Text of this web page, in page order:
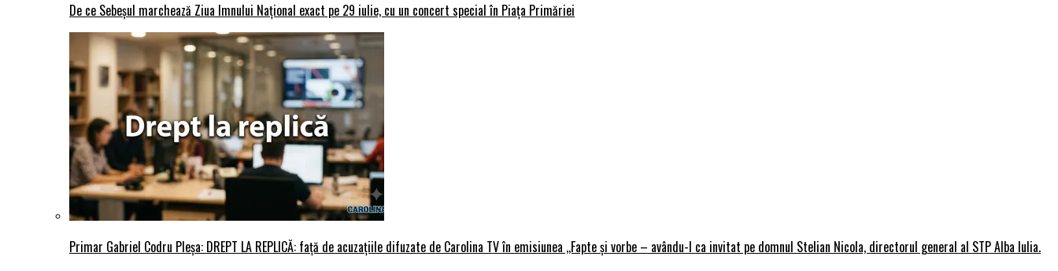
De ce Sebeșul marchează Ziua Imnului Național exact pe 29 iulie, cu un concert special în Piața Primăriei
Primar Gabriel Codru Pleșa: DREPT LA REPLICĂ: față de acuzațiile difuzate de Carolina TV în emisiunea ,,Fapte și vorbe – avându-l ca invitat pe domnul Stelian Nicola, directorul general al STP Alba Iulia.